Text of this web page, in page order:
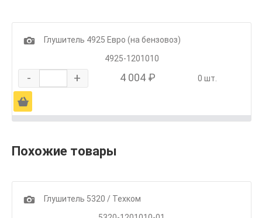
1
Глушитель 4925 Евро (на бензовоз)
4925-1201010
- + 4 004 ₽ 0 шт.
Ä
Похожие товары
1
Глушитель 5320 / Техком